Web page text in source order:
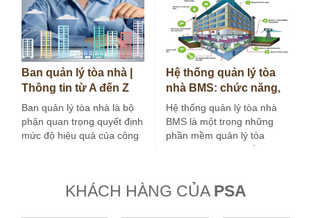
Ban quản lý tòa nhà |
Thông tin từ A đến Z
bạn cần biết
Ban quản lý tòa nhà là bộ
phận quan trọng quyết định
mức độ hiệu quả của công
Hệ thống quản lý tòa
nhà BMS: chức năng,
cấu trúc và ứng dụng
Hệ thống quản lý tòa nhà
BMS là một trong những
phần mềm quản lý tòa
nhà được các chủ đầu…
KHÁCH HÀNG CỦA PSA